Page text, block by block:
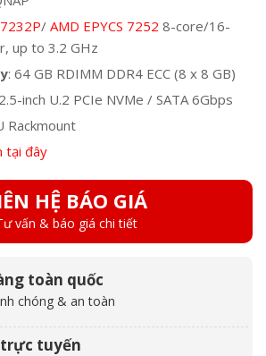
/ AMD EPYCS 7252 8-core/16-
up to 3.2 GHz
: 64 GB RDIMM DDR4 ECC (8 x 8 GB)
inch U.2 PCIe NVMe / SATA 6Gbps
Rackmount
tại đây
HỆ BÁO GIÁ
vấn & báo giá chi tiết
toàn quốc
chóng & an toàn
tuyến